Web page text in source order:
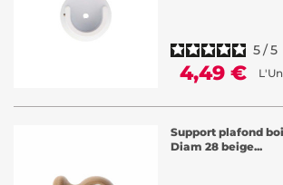
5/5
4,49 €
Support plafond
Diam 28 beige...